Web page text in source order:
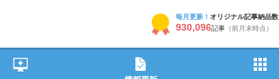
毎月更新！ オリジナル記事納品数
930,096記事 （前月末時点）